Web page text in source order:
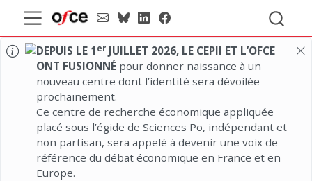
DEPUIS LE 1 erJUILLET 2026, LE CEPII ET L’OFCE
ONT FUSIONNÉpour donner naissance à un
nouveau centre dont l’identité sera dévoilée
prochainement.
Ce centre de recherche économique appliquée
placé sous l’égide de Sciences Po, indépendant et
non partisan, sera appelé à devenir une voix de
référence du débat économique en France et en
Europe.